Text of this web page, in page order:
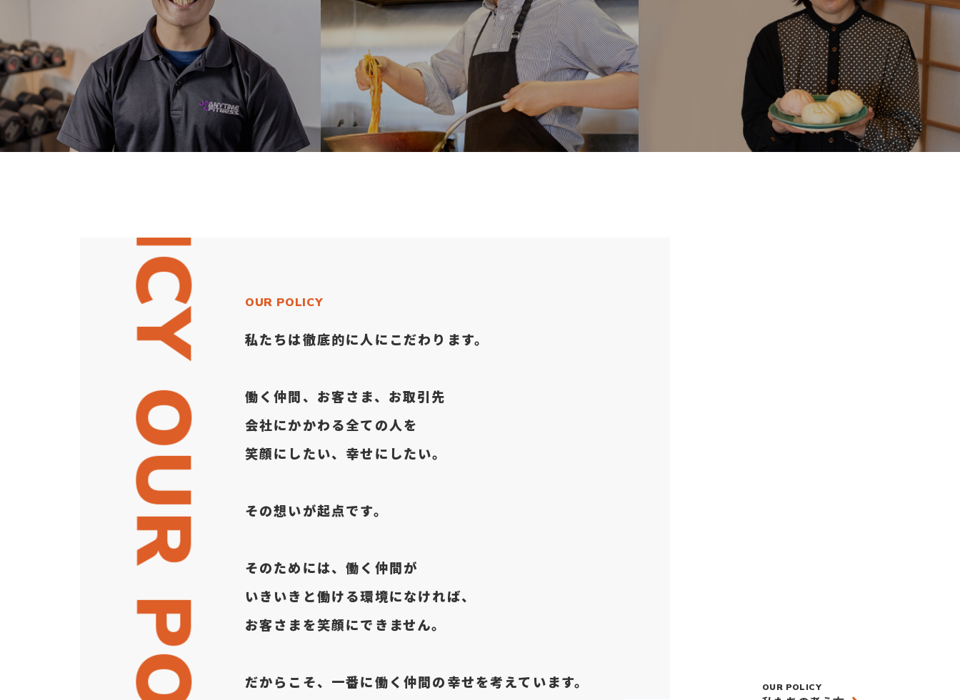
OUR POLICY
私たちは徹底的に人にこだわります。
働く仲間、お客さま、お取引先
会社にかかわる全ての人を
笑顔にしたい、幸せにしたい。
その想いが起点です。
そのためには、働く仲間が
いきいきと働ける環境になければ、
お客さまを笑顔にできません。
だからこそ、一番に働く仲間の幸せを考えています。 OUR POLICY